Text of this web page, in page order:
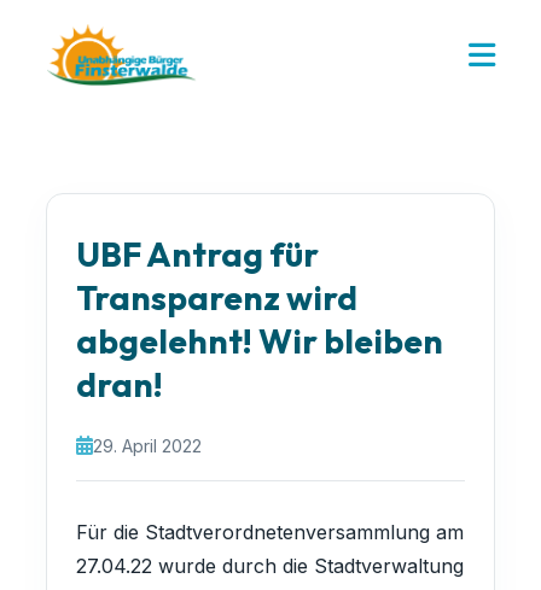
UBF Antrag für
Transparenz wird
abgelehnt! Wir bleiben
dran!
29. April 2022
Für die Stadtverordnetenversammlung am
27.04.22 wurde durch die Stadtverwaltung